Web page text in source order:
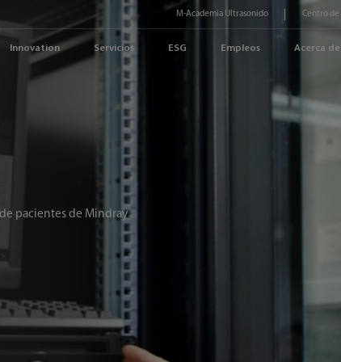
Innovation Servicios ESG Empleos Acerca
M-Academia Ultrasonido Centro de
pacientes de Mindray